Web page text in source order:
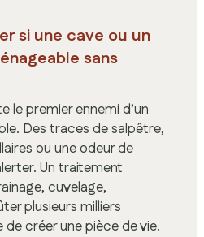
si une cave ou un
sans
le premier ennemi d’un
Des traces de salpêtre,
ou une odeur de
Un traitement
cuvelage,
plusieurs milliers
de créer une pièce de vie.